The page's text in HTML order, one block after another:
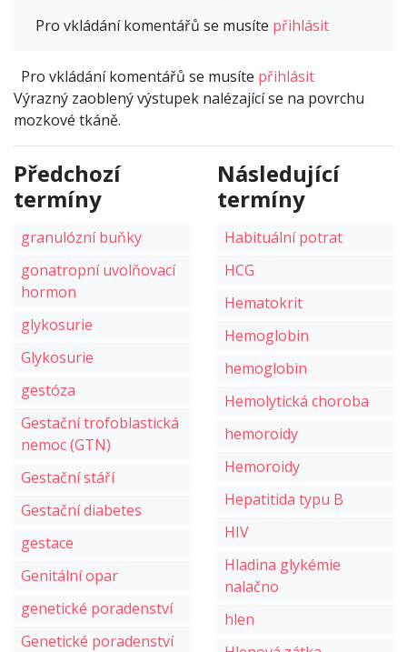
Pro vkládání komentářů se musíte přihlásit
Pro vkládání komentářů se musíte přihlásit
Výrazný zaoblený výstupek nalézající se na povrchu
mozkové tkáně.
Předchozí
termíny
granulózní buňky
gonatropní uvolňovací
hormon
glykosurie
Glykosurie
gestóza
Gestační trofoblastická
nemoc (GTN)
Gestační stáří
Gestační diabetes
gestace
Genitální opar
genetické poradenství
Genetické poradenství
Následující
termíny
Habituální potrat
HCG
Hematokrit
Hemoglobin
hemoglobin
Hemolytická choroba
hemoroidy
Hemoroidy
Hepatitida typu B
HIV
Hladina glykémie
nalačno
hlen